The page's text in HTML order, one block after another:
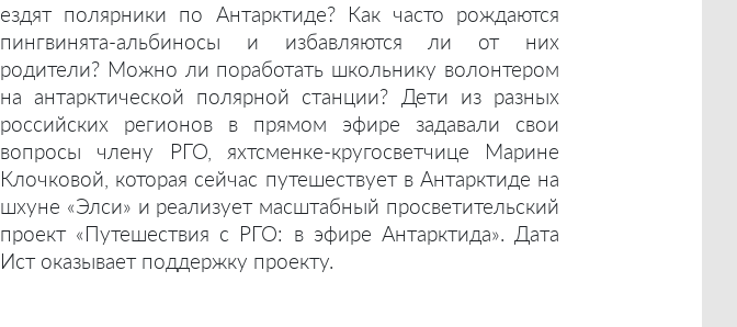
ездят полярники по Антарктиде? Как часто рождаются
пингвинята-альбиносы и избавляются ли от них
родители? Можно ли поработать школьнику волонтером
на антарктической полярной станции? Дети из разных
российских регионов в прямом эфире задавали свои
вопросы члену РГО, яхтсменке-кругосветчице Марине
Клочковой, которая сейчас путешествует в Антарктиде на
шхуне «Элси» и реализует масштабный просветительский
проект «Путешествия с РГО: в эфире Антарктида». Дата
Ист оказывает поддержку проекту.